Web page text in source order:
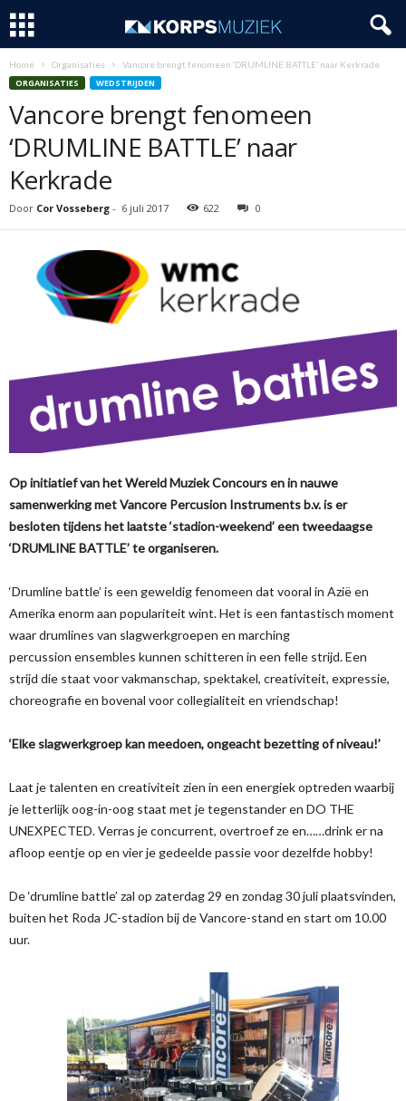
Home Organisaties Vancore brengt fenomeen ‘DRUMLINE BATTLE’ naar Kerkrade
ORGANISATIES WEDSTRIJDEN
Vancore brengt fenomeen
‘DRUMLINE BATTLE’ naar
Kerkrade
Door Cor Vosseberg - 6 juli 2017 622 0
Op initiatief van het Wereld Muziek Concours en in nauwe
samenwerking met Vancore Percusion Instruments b.v. is er
besloten tijdens het laatste ‘stadion-weekend’ een tweedaagse
‘DRUMLINE BATTLE’ te organiseren.
‘Drumline battle’ is een geweldig fenomeen dat vooral in Azië en
Amerika enorm aan populariteit wint. Het is een fantastisch moment
waar drumlines van slagwerkgroepen en marching
percussion ensembles kunnen schitteren in een felle strijd. Een
strijd die staat voor vakmanschap, spektakel, creativiteit, expressie,
choreografie en bovenal voor collegialiteit en vriendschap!
‘Elke slagwerkgroep kan meedoen, ongeacht bezetting of niveau!’
Laat je talenten en creativiteit zien in een energiek optreden waarbij
je letterlijk oog-in-oog staat met je tegenstander en DO THE
UNEXPECTED. Verras je concurrent, overtroef ze en……drink er na
afloop eentje op en vier je gedeelde passie voor dezelfde hobby!
De ‘drumline battle’ zal op zaterdag 29 en zondag 30 juli plaatsvinden,
buiten het Roda JC-stadion bij de Vancore-stand en start om 10.00
uur.